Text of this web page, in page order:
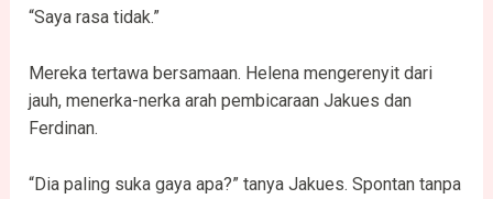
“Saya rasa tidak.”
Mereka tertawa bersamaan. Helena mengerenyit dari
jauh, menerka-nerka arah pembicaraan Jakues dan
Ferdinan.
“Dia paling suka gaya apa?” tanya Jakues. Spontan tanpa